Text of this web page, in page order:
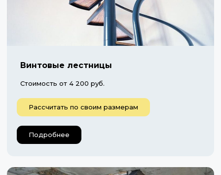
Винтовые лестницы
Стоимость от 4 200 руб.
Рассчитать по своим размерам
Подробнее